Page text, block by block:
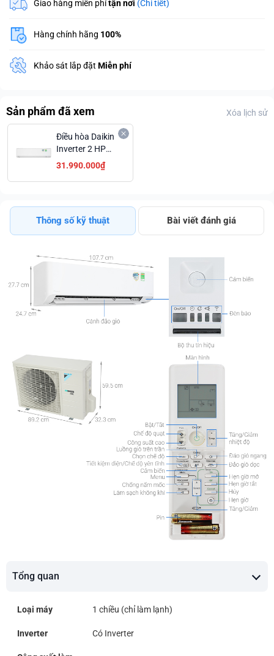
Giao hàng miễn phítận nơi (Chi tiết)
Hàng chính hãng 100%
Khảo sát lắp đặt Miễn phí
Sản phẩm đã xem Xóa lịch sử
Điều hòa Daikin
Inverter 2 HP
FTKZ50VVMV
31.990.000₫
Thông số kỹ thuật Bài viết đánh giá
Tổng quan
Loại máy 1 chiều (chỉ làm lạnh)
Inverter Có Inverter